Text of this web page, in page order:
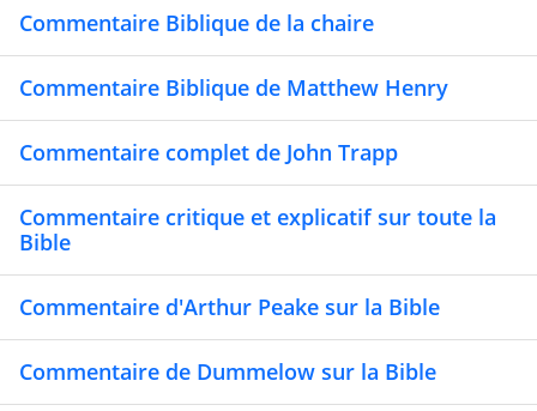
Commentaire Biblique de la chaire
Commentaire Biblique de Matthew Henry
Commentaire complet de John Trapp
Commentaire critique et explicatif sur toute la
Bible
Commentaire d'Arthur Peake sur la Bible
Commentaire de Dummelow sur la Bible